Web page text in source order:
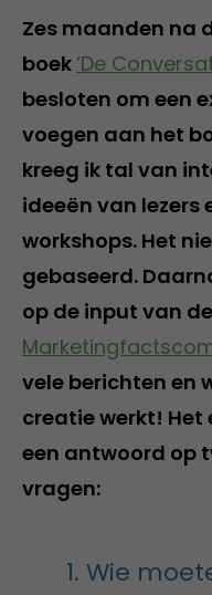
Zes maanden na
boek‘De
besloten om een
voegen aan het
kreeg ik tal van
ideeën van lezers
workshops. Het
gebaseerd.
op de input van de
vele berichten en
creatie werkt!
een antwoord op
vragen:
1. Wie